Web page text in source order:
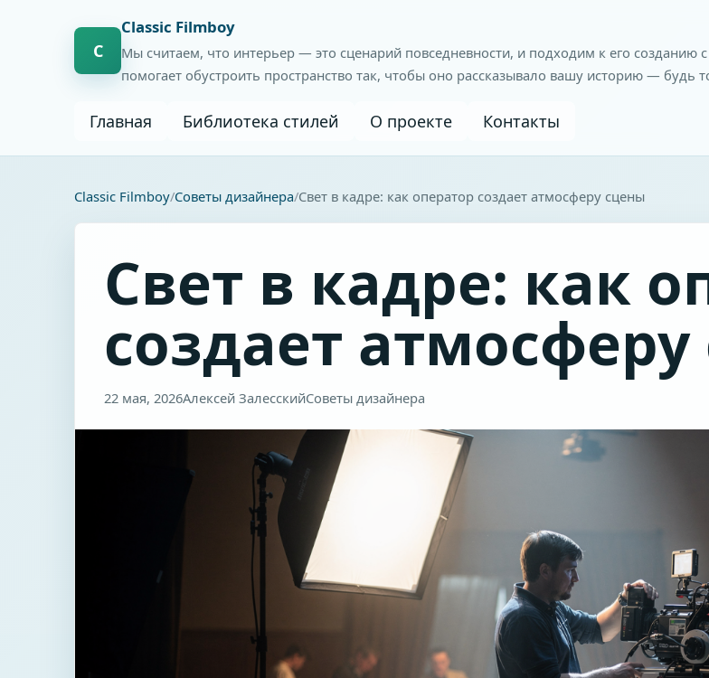
С
Сlassic Filmboy
Мы считаем, что интерьер — это сценарий повседневности, и подходим к его
помогает обустроить пространство так, чтобы оно рассказывало вашу историю — будь
Главная Библиотека стилей О проекте Контакты
Сlassic Filmboy Советы дизайнера Свет в кадре: как оператор создает атмосферу сцены
Свет в кадре: как
создает
22 мая, 2026Алексей ЗалесскийСоветы дизайнера